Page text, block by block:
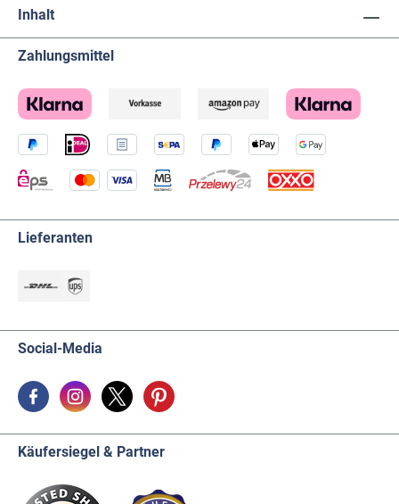
150 mm/ Kreuz: PH 1 x 80, PH 2 x 100 mm • 2
Feinmechaniker-Schraubendreher, Chrom-Vanadium-
Klingen Flach: 2,5 x 50 mm/ Kreuz: PH 00 x 50 mm •
Schraubklinken-Einsätze, Chrom-Vanadium-Stahl, 25
mm, • 1 Schnellwechsel-Bithalter • Schraubgriff,
Chrom-Vanadium-Klinge 6,3 mm • 8 Gabelschlüssel,
Chrom-Vanadium-Stahl, matt verchromt, 6x7, 8x9,
Winkelschraubendreher, Chrom-Vanadium-Stahl, matt
Inhalt
Zahlungsmittel
Lieferanten
Social-Media
Käufersiegel & Partner